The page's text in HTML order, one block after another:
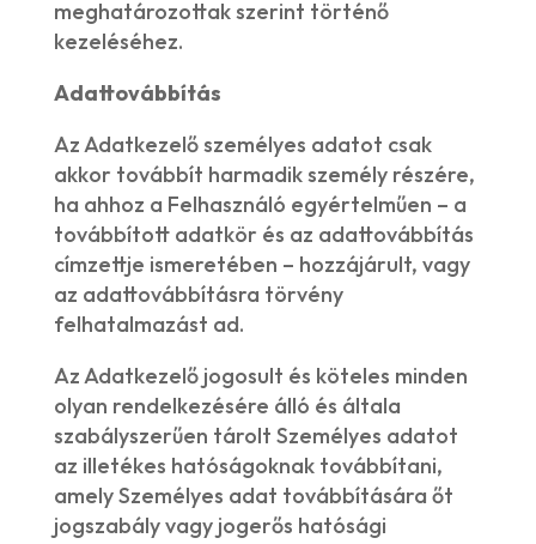
meghatározottak szerint történő
kezeléséhez.
Adattovábbítás
Az Adatkezelő személyes adatot csak
akkor továbbít harmadik személy részére,
ha ahhoz a Felhasználó egyértelműen – a
továbbított adatkör és az adattovábbítás
címzettje ismeretében – hozzájárult, vagy
az adattovábbításra törvény
felhatalmazást ad.
Az Adatkezelő jogosult és köteles minden
olyan rendelkezésére álló és általa
szabályszerűen tárolt Személyes adatot
az illetékes hatóságoknak továbbítani,
amely Személyes adat továbbítására őt
jogszabály vagy jogerős hatósági